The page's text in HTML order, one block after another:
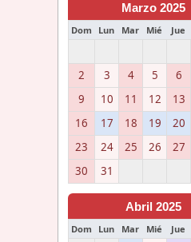
Marzo 2025
Dom Lun Mar Mié Jue
2
3 4 5 6
9
10 11 12 13
16
17 18 19 20
23
24 25 26 27
30
31
Abril 2025
Dom Lun Mar Mié Jue